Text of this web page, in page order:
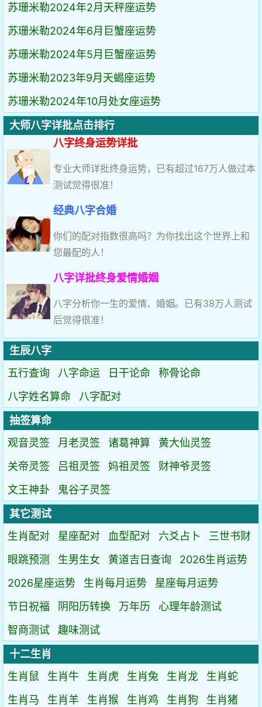
苏珊米勒2024年2月天秤座运势
苏珊米勒2024年6月巨蟹座运势
苏珊米勒2024年5月巨蟹座运势
苏珊米勒2023年9月天蝎座运势
苏珊米勒2024年10月处女座运势
大师八字详批点击排行
八字终身运势详批
专业大师详批终身运势，已有超过167万人做过本
测试觉得很准！
经典八字合婚
你们的配对指数很高吗？为你找出这个世界上和
您最配的人！
八字详批终身爱情婚姻
八字分析你一生的爱情、婚姻。已有38万人测试
后觉得很准！
生辰八字
五行查询
八字命运 日干论命
称骨论命
八字姓名算命
八字配对
抽签算命
观音灵签
月老灵签 诸葛神算
黄大仙灵签
关帝灵签
吕祖灵签 妈祖灵签
财神爷灵签
文王神卦
鬼谷子灵签
其它测试
生肖配对
星座配对 血型配对 六爻占卜
三世书财
眼跳预测
生男生女 黄道吉日查询
2026生肖运势
2026星座运势
生肖每月运势
星座每月运势
节日祝福
阴阳历转换 万年历
心理年龄测试
智商测试
趣味测试
十二生肖
生肖鼠
生肖牛 生肖虎 生肖兔 生肖龙
生肖蛇
生肖马
生肖羊 生肖猴 生肖鸡 生肖狗 生肖猪